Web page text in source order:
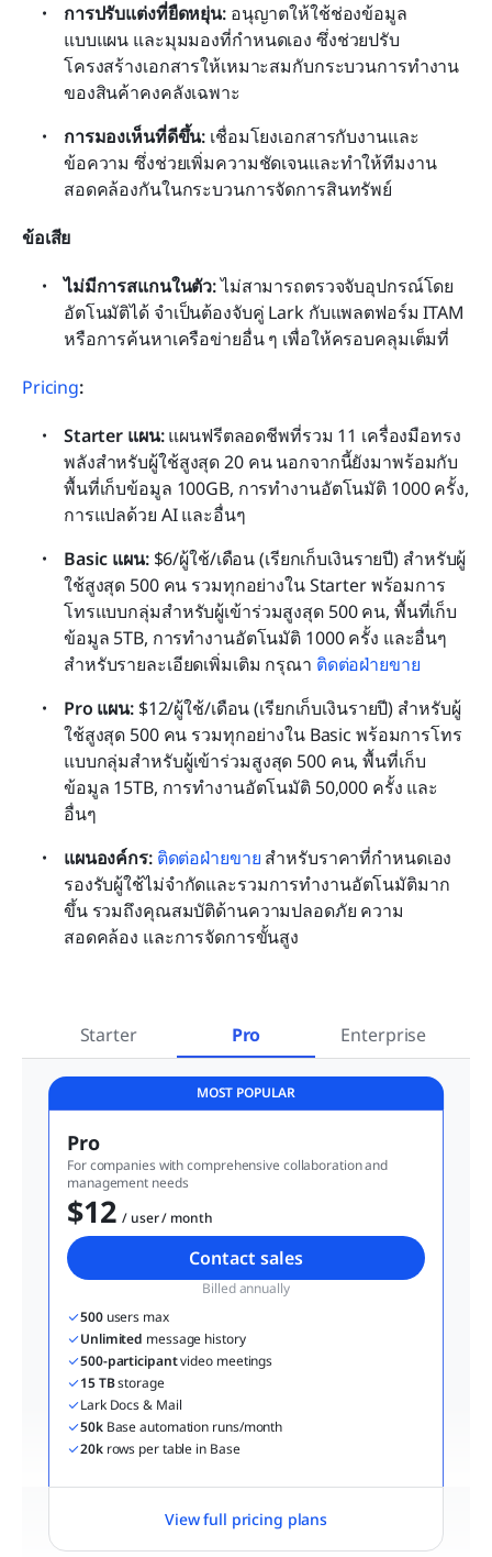
การปรับแต่งที่ยืดหยุ่น: อนุญาตให้ใช้ช่องข้อมูล
แบบแผน และมุมมองที่กำหนดเอง ซึ่งช่วยปรับ
โครงสร้างเอกสารให้เหมาะสมกับกระบวนการทำงาน
ของสินค้าคงคลังเฉพาะ
การมองเห็นที่ดีขึ้น: เชื่อมโยงเอกสารกับงานและ
ข้อความ ซึ่งช่วยเพิ่มความชัดเจนและทำให้ทีมงาน
สอดคล้องกันในกระบวนการจัดการสินทรัพย์
ข้อเสีย
ไม่มีการสแกนในตัว: ไม่สามารถตรวจจับอุปกรณ์โดย
อัตโนมัติได้ จำเป็นต้องจับคู่ Lark กับแพลตฟอร์ม ITAM
หรือการค้นหาเครือข่ายอื่น ๆ เพื่อให้ครอบคลุมเต็มที่
Pricing:
Starter แผน: แผนฟรีตลอดชีพที่รวม 11 เครื่องมือทรง
พลังสำหรับผู้ใช้สูงสุด 20 คน นอกจากนี้ยังมาพร้อมกับ
พื้นที่เก็บข้อมูล 100GB, การทำงานอัตโนมัติ 1000 ครั้ง,
การแปลด้วย AI และอื่นๆ
Basic แผน: $6/ผู้ใช้/เดือน (เรียกเก็บเงินรายปี) สำหรับผู้
ใช้สูงสุด 500 คน รวมทุกอย่างใน Starter พร้อมการ
โทรแบบกลุ่มสำหรับผู้เข้าร่วมสูงสุด 500 คน, พื้นที่เก็บ
ข้อมูล 5TB, การทำงานอัตโนมัติ 1000 ครั้ง และอื่นๆ
สำหรับรายละเอียดเพิ่มเติม กรุณา ติดต่อฝ่ายขาย
Pro แผน: $12/ผู้ใช้/เดือน (เรียกเก็บเงินรายปี) สำหรับผู้
ใช้สูงสุด 500 คน รวมทุกอย่างใน Basic พร้อมการโทร
แบบกลุ่มสำหรับผู้เข้าร่วมสูงสุด 500 คน, พื้นที่เก็บ
ข้อมูล 15TB, การทำงานอัตโนมัติ 50,000 ครั้ง และ
อื่นๆ
แผนองค์กร: ติดต่อฝ่ายขาย สำหรับราคาที่กำหนดเอง
รองรับผู้ใช้ไม่จำกัดและรวมการทำงานอัตโนมัติมาก
ขึ้น รวมถึงคุณสมบัติด้านความปลอดภัย ความ
สอดคล้อง และการจัดการขั้นสูง
Starter Pro Enterprise
MOST POPULAR
Pro
For companies with comprehensive collaboration and
management needs
$12
  / user / month
Contact sales
Billed annually
500 users max
Unlimited message history
500-participant video meetings
15 TB storage
Lark Docs & Mail
50k Base automation runs/month
20k rows per table in Base
View full pricing plans